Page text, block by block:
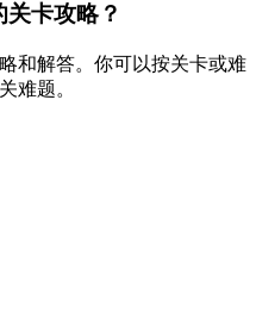
卡攻略？
和解答。你可以按关卡或难
难题。